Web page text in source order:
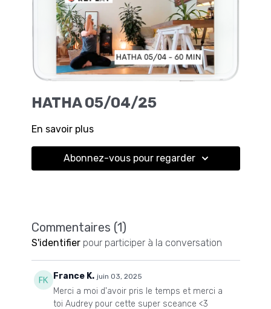
HATHA 05/04/25
En savoir plus
Abonnez-vous pour regarder
Commentaires (1)
S'identifierpour participer à la conversation
France K. juin 03, 2025
Merci a moi d'avoir pris le temps et merci a
toi Audrey pour cette super sceance <3